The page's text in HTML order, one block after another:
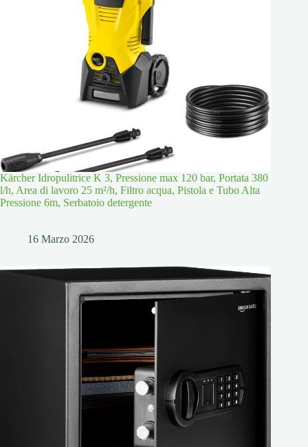
Kärcher Idropulitrice K 3, Pressione max 120 bar, Portata 380
l/h, Area di lavoro 25 m²/h, Filtro acqua, Pistola e Tubo Alta
Pressione 6m, Serbatoio detergente
16 Marzo 2026